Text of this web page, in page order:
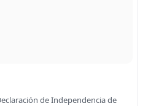
de Independencia de